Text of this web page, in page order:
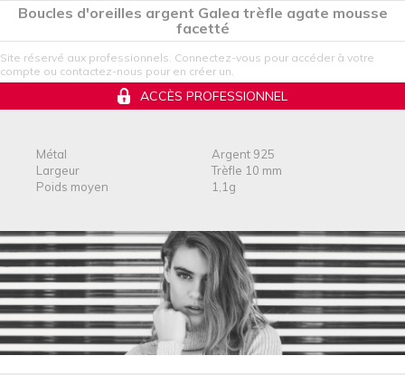
Boucles d'oreilles argent Galea trèfle agate mousse
facetté
Site réservé aux professionnels. Connectez-vous pour accéder à votre
compte ou contactez-nous pour en créer un.
ACCÈS PROFESSIONNEL
Métal
Argent 925
Largeur
Trèfle 10 mm
Poids moyen
1,1g